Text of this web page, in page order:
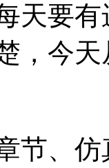
天要
，今
节、